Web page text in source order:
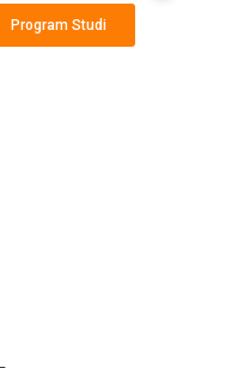
Program Studi